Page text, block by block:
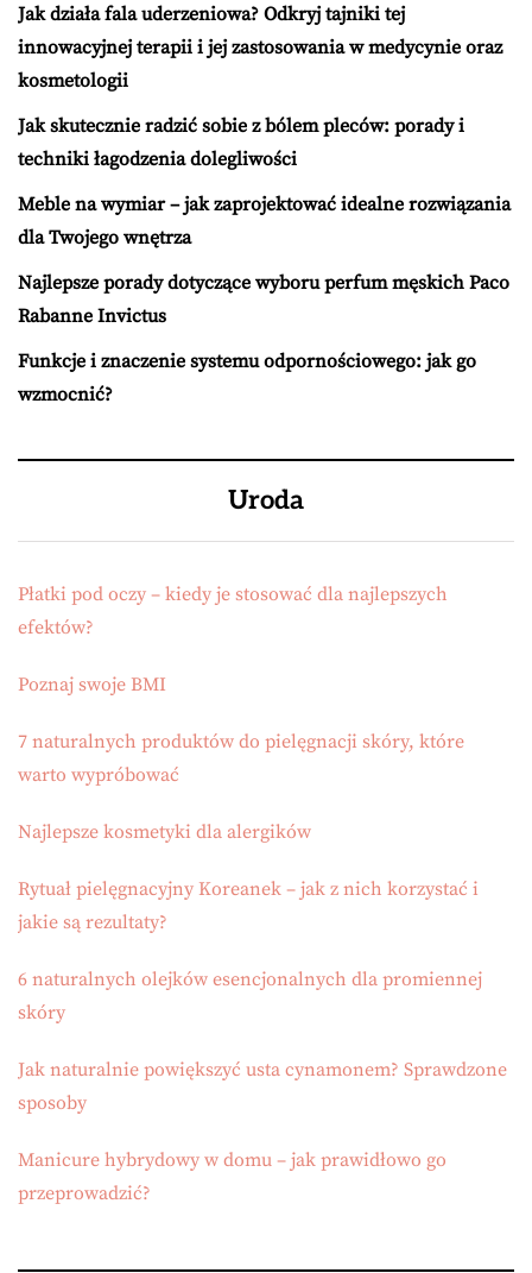
Jak działa fala uderzeniowa? Odkryj tajniki tej
innowacyjnej terapii i jej zastosowania w medycynie oraz
kosmetologii
Jak skutecznie radzić sobie z bólem pleców: porady i
techniki łagodzenia dolegliwości
Meble na wymiar – jak zaprojektować idealne rozwiązania
dla Twojego wnętrza
Najlepsze porady dotyczące wyboru perfum męskich Paco
Rabanne Invictus
Funkcje i znaczenie systemu odpornościowego: jak go
wzmocnić?
Uroda
Płatki pod oczy – kiedy je stosować dla najlepszych
efektów?
Poznaj swoje BMI
7 naturalnych produktów do pielęgnacji skóry, które
warto wypróbować
Najlepsze kosmetyki dla alergików
Rytuał pielęgnacyjny Koreanek – jak z nich korzystać i
jakie są rezultaty?
6 naturalnych olejków esencjonalnych dla promiennej
skóry
Jak naturalnie powiększyć usta cynamonem? Sprawdzone
sposoby
Manicure hybrydowy w domu – jak prawidłowo go
przeprowadzić?